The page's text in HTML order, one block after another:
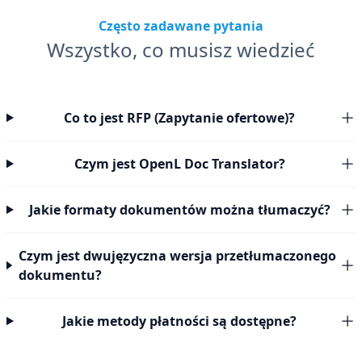
Często zadawane pytania
Wszystko, co musisz wiedzieć
Co to jest RFP (Zapytanie ofertowe)?
Czym jest OpenL Doc Translator?
Jakie formaty dokumentów można tłumaczyć?
Czym jest dwujęzyczna wersja przetłumaczonego
dokumentu?
Jakie metody płatności są dostępne?